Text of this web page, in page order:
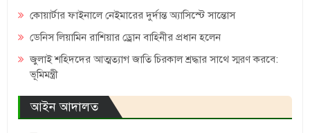
কোয়ার্টার ফাইনালে নেইমারের দুর্দান্ত অ্যাসিস্টে সান্তোস
ডেনিস লিয়ামিন রাশিয়ার ড্রোন বাহিনীর প্রধান হলেন
জুলাই শহিদদের আত্মত্যাগ জাতি চিরকাল শ্রদ্ধার সাথে স্মরণ করবে:
ভূমিমন্ত্রী
আইন আদালত